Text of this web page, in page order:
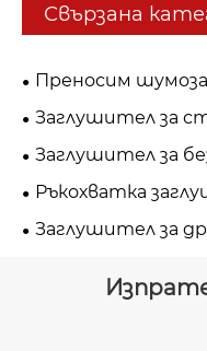
Свързана
Преносим
летателни
Заглушител за
Заглушител за
Ръкохватка
Заглушител за